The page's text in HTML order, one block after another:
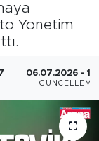
Yönetim
06.07.2026 -
GÜNCELLEME